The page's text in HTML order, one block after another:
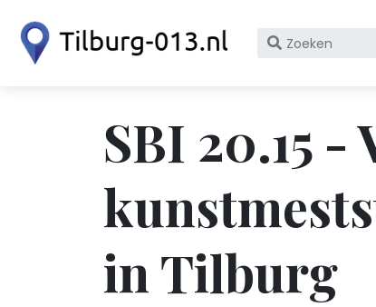
Zoek
KvK
nummer
SBI 20.15
in Tilburg